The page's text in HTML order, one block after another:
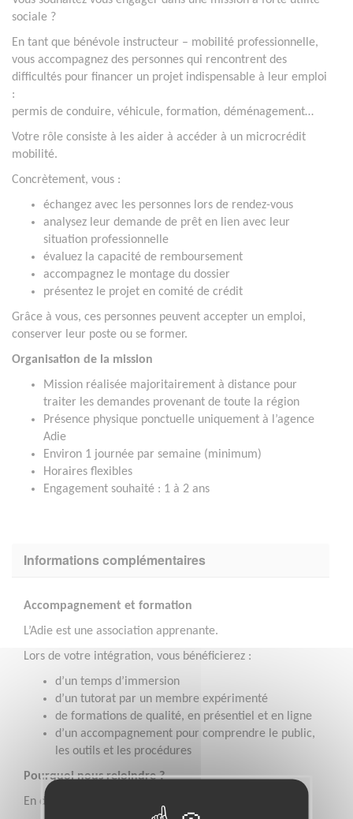
sociale ?
En tant que bénévole instructeur – mobilité professionnelle,
vous accompagnez des personnes qui rencontrent des
difficultés pour financer un projet indispensable à leur emploi
:
permis de conduire, véhicule, formation, déménagement…
Votre rôle consiste à les aider à accéder à un microcrédit
mobilité.
Concrètement, vous :
échangez avec les personnes lors de rendez-vous
analysez leur demande de prêt en lien avec leur
situation professionnelle
évaluez la capacité de remboursement
accompagnez le montage du dossier
présentez le projet en comité de crédit
Grâce à vous, ces personnes peuvent accepter un emploi,
conserver leur poste ou se former.
Organisation de la mission
Mission réalisée majoritairement à distance pour
traiter les demandes provenant de toute la région
Présence physique ponctuelle uniquement à l’agence
Adie
Environ 1 journée par semaine (minimum)
Horaires flexibles
Engagement souhaité : 1 à 2 ans
Informations complémentaires
Accompagnement et formation
L’Adie est une association apprenante.
Lors de votre intégration, vous bénéficierez :
d’un temps d’immersion
d’un tutorat par un membre expérimenté
de formations de qualité, en présentiel et en ligne
d’un accompagnement pour comprendre le public,
les outils et les procédures
Pourquoi nous rejoindre ?
En devenant bénévole à l’Adie, vous :